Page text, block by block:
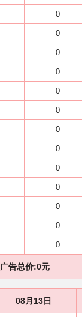
0
0
0
0
0
0
0
0
0
0
0
0
0
广告总价:0元
08月13日